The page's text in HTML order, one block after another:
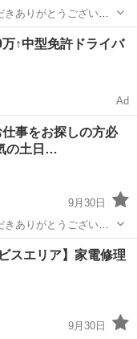
きありがとうございま
後までお読みくださ
く掲載できていない
↑中型免許ドライバ
Ad
事をお探しの方必
の土日…
9月30日
きありがとうございま
後までお読みくださ
多く掲載できていない
スエリア】家電修理
9月30日